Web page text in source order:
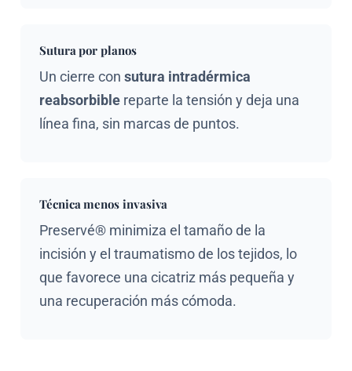
Sutura por planos
Un cierre con sutura intradérmica
reabsorbible reparte la tensión y deja una
línea fina, sin marcas de puntos.
Técnica menos invasiva
Preservé® minimiza el tamaño de la
incisión y el traumatismo de los tejidos, lo
que favorece una cicatriz más pequeña y
una recuperación más cómoda.